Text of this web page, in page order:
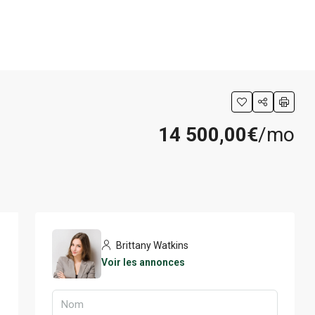
14 500,00€/mo
Brittany Watkins
Voir les annonces